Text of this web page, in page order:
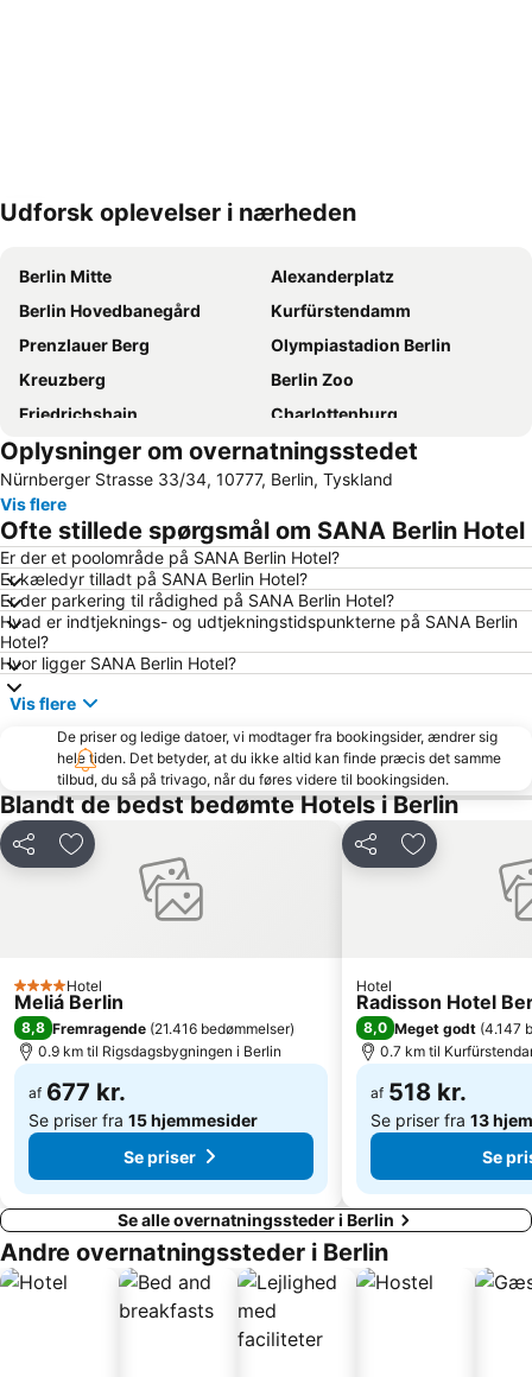
Udvid kort
Udforsk oplevelser i nærheden
Berlin Mitte
Alexanderplatz
Berlin Hovedbanegård
Kurfürstendamm
Prenzlauer Berg
Olympiastadion Berlin
Kreuzberg
Berlin Zoo
Friedrichshain
Charlottenburg
Brandenburger Tor
Uber Arena
Potsdamer Platz
KaDeWe
Alexanderplatz
Checkpoint Charlie
Charlottenburg-Wilmersdorf
Schöneberg
Berlin Brandenburg lufthavn
Friedrichshain-Kreuzberg
Neukölln
Bahnhof Zoologischer Garten
Spandau
Max-Schmeling-Halle
Tiergarten
Gendarmenmarkt
Wittenbergplatz
Messe Berline
Unter den Linden
Weihnachtsmarkt auf dem Alexanderplatz
Friedrichstrasse
Bahnhof Hackescher Markt
ZOB Berlin rutebilstation
East Side Gallery
Bahnhof Friedrichstraße
Huxleys Neue Welt
Wilmersdorf
Centrum Judaicum
Wedding
Berliner Fernsehturm
Oplysninger om overnatningsstedet
Nürnberger Strasse 33/34, 10777, Berlin, Tyskland
Vis flere
Ofte stillede spørgsmål om SANA Berlin Hotel
Er der et poolområde på SANA Berlin Hotel?
Er kæledyr tilladt på SANA Berlin Hotel?
Er der parkering til rådighed på SANA Berlin Hotel?
Hvad er indtjeknings- og udtjekningstidspunkterne på SANA Berlin
Hotel?
Hvor ligger SANA Berlin Hotel?
Vis flere
De priser og ledige datoer, vi modtager fra bookingsider, ændrer sig
hele tiden. Det betyder, at du ikke altid kan finde præcis det samme
tilbud, du så på trivago, når du føres videre til bookingsiden.
Blandt de bedst bedømte Hotels i Berlin
Del Føj til favoritter
4 Stjerner
Hotel
Meliá Berlin
8,8 Fremragende (21.416 bedømmelser)
0.9 km til Rigsdagsbygningen i Berlin
af 677 kr.
Se priser fra 15 hjemmesider
Se priser
Del Føj til
Hotel
Radisson Hotel
8,0 Meget godt (4.147
0.7 km til
af 518 kr.
Se priser fra 13
Se
Se alle overnatningssteder i Berlin
Andre overnatningssteder i Berlin